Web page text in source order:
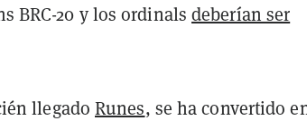
BRC-20 y los ordinalsdeberían ser
llegadoRunes, se ha convertido